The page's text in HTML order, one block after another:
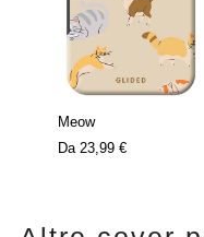
Meow
Da 23,99 €